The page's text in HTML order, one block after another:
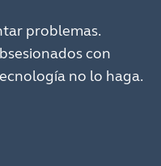
problemas.
con
no lo haga.